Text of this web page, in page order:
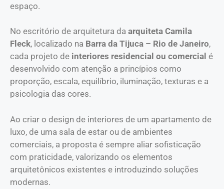
espaço.
No escritório de arquitetura da arquiteta Camila
Fleck, localizado na Barra da Tijuca – Rio de Janeiro,
cada projeto de interiores residencial ou comercial é
desenvolvido com atenção a princípios como
proporção, escala, equilíbrio, iluminação, texturas e a
psicologia das cores.
Ao criar o design de interiores de um apartamento de
luxo, de uma sala de estar ou de ambientes
comerciais, a proposta é sempre aliar sofisticação
com praticidade, valorizando os elementos
arquitetônicos existentes e introduzindo soluções
modernas.